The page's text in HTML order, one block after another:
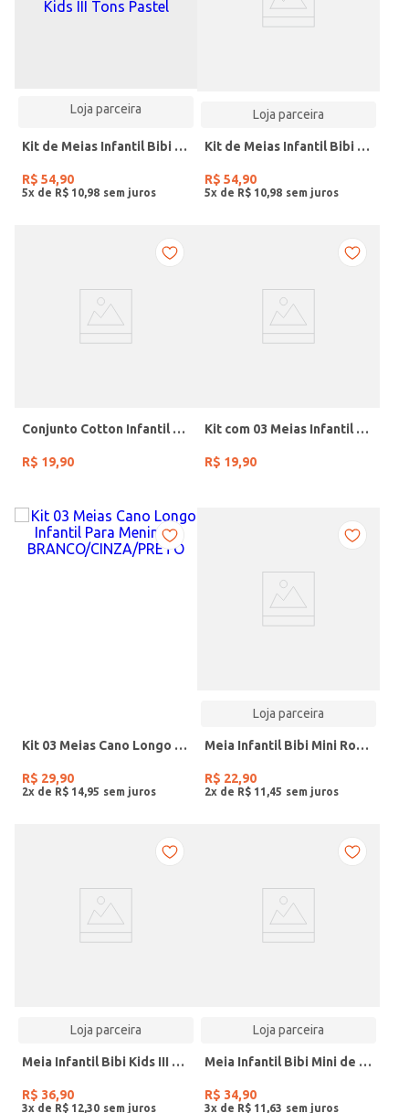
Loja parceira
Kit de Meias Infantil Bibi Kids III Tons Pastel
R$ 54,90
5x de R$ 10 98
Loja parceira
Kit de Meias Infantil Bibi Neons Cano Médio
R$ 54,90
5x de R$ 10 98
Conjunto Cotton Infantil Para Menina - ROSA
R$ 19,90
Kit com 03 Meias Infantil Para Bebê- Rosa/Rosa
R$ 19,90
Kit 03 Meias Cano Longo Infantil Para Menino - BRANCO/CINZA/PRETO
R$ 29,90
2x de R$ 14 95
Loja parceira
Meia Infantil Bibi Mini Rosa de Borboletas
R$ 22,90
2x de R$ 11 45
Loja parceira
Meia Infantil Bibi Kids III Rosa de Flor
R$ 36,90
3x de R$ 12 30
Loja parceira
Meia Infantil Bibi Mini de São João
R$ 34,90
3x de R$ 11 63